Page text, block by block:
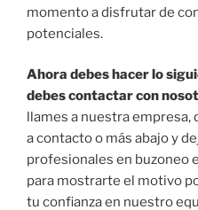
momento a disfrutar de
potenciales.
Ahora debes hacer lo
debes contactar con
llames a nuestra empresa,
a contacto o más abajo y
profesionales en buzoneo
para mostrarte el motivo
tu confianza en nuestro